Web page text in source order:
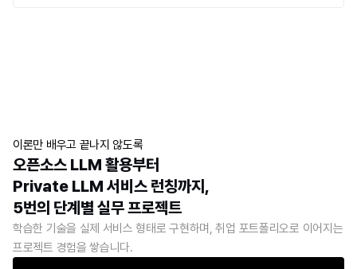
스트리밍 활용
Project 2
기초 프로젝트
PyTorch 기반 모델 설계 및 구현
데이터 전처리·학습·평가 전체 파이프라인 경험
의료 이미지 분류(CNN), 텍스트 분류(Transformer),
(Compute Engine/Cloud Run/GKE) 이해
Docker·Kubernetes 기반 배포, Terraform·Ansible
구성 관리, GPU 인프라 구성
Private LLM 서빙
LLM 서빙 아키텍처 이해, vLLM 기반 고성능 서빙
GPTQ/AWQ/GGUF 양자화, GKE 배포, CI/CD
파이프라인(GitHub Actions/ArgoCD), 모니터링·
이력서·포트폴리오 정리 및 커리어 모듈 운영
구직 활동 관리, 면접 대비, 실무 과제형 채용 대비
기업 연계 프로그램 운영
수료식
수료생 성과 공유, 우수 훈련생 시상
취업 로드맵 안내 및 네트워킹 제공
이론만 배우고 끝나지 않도록
오픈소스 LLM 활용부터
Private LLM 서비스 런칭까지,
5번의 단계별 실무 프로젝트
학습한 기술을 실제 서비스 형태로 구현하며, 취업 포트폴리오로 이어지는
프로젝트 경험을 쌓습니다.